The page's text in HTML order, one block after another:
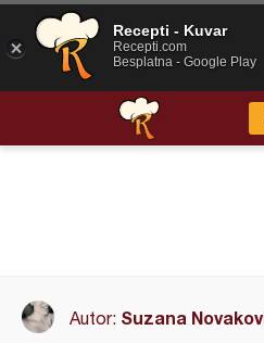
Autor: Suzana
Recepti - Kuvar
Recepti.com
Besplatna - Google Play